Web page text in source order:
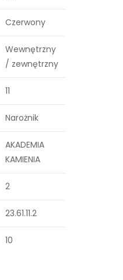
Czerwony
Wewnętrzny
/ zewnętrzny
11
Narożnik
AKADEMIA
KAMIENIA
2
23.61.11.2
10